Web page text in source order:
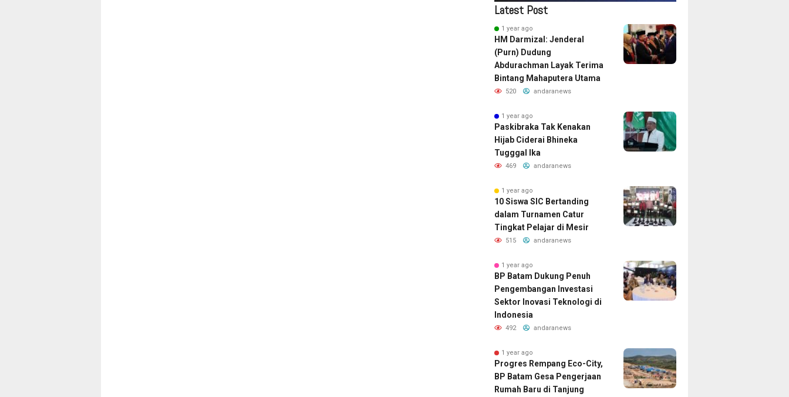
Latest Post
1 year ago
HM Darmizal: Jenderal
(Purn) Dudung
Abdurachman Layak Terima
Bintang Mahaputera Utama
520 andaranews
1 year ago
Paskibraka Tak Kenakan
Hijab Ciderai Bhineka
Tugggal Ika
469 andaranews
1 year ago
10 Siswa SIC Bertanding
dalam Turnamen Catur
Tingkat Pelajar di Mesir
515 andaranews
1 year ago
BP Batam Dukung Penuh
Pengembangan Investasi
Sektor Inovasi Teknologi di
Indonesia
492 andaranews
1 year ago
Progres Rempang Eco-City,
BP Batam Gesa Pengerjaan
Rumah Baru di Tanjung